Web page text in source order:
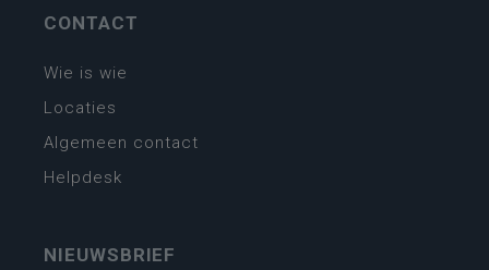
CONTACT
Wie is wie
Locaties
Algemeen contact
Helpdesk
NIEUWSBRIEF